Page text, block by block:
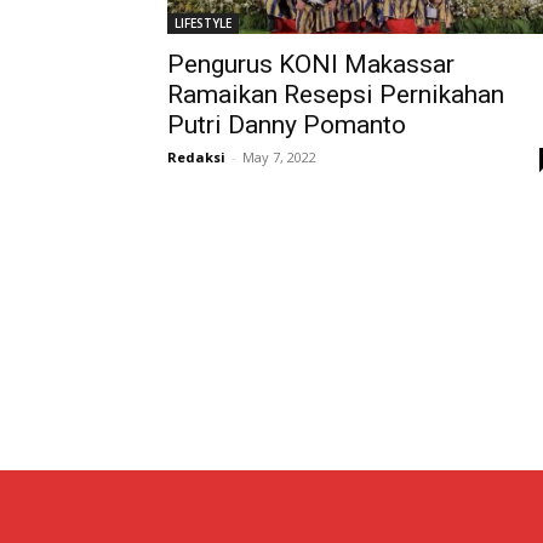
LIFESTYLE
Pengurus KONI Makassar
Ramaikan Resepsi Pernikahan
Putri Danny Pomanto
Redaksi - May 7, 2022